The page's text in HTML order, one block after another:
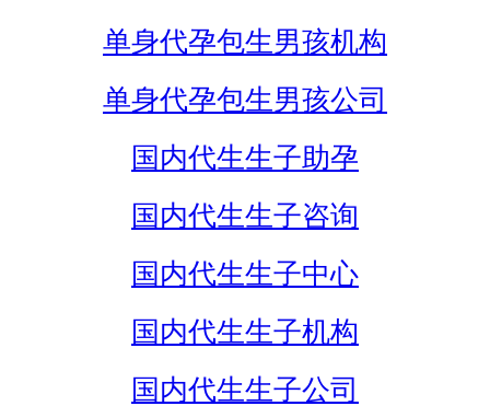
单身代孕包生男孩机构
单身代孕包生男孩公司
国内代生生子助孕
国内代生生子咨询
国内代生生子中心
国内代生生子机构
国内代生生子公司